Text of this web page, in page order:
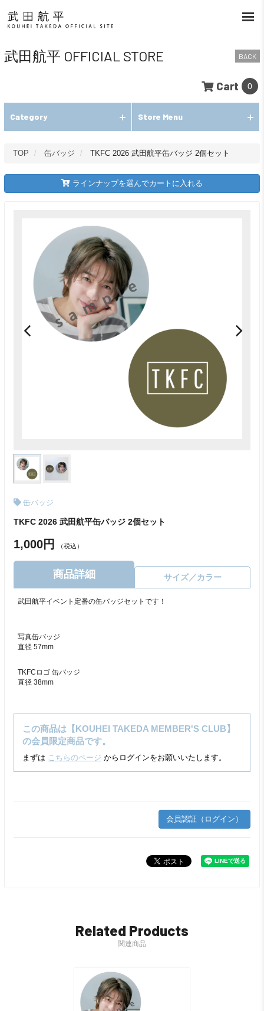
武田航平 OFFICIAL STORE BACK
Cart 0
Category Store Menu
TOP 缶バッジ TKFC 2026 武田航平缶バッジ 2個セット
ラインナップを選んでカートに入れる
缶バッジ
TKFC 2026 武田航平缶バッジ 2個セット
1,000円 （税込）
商品詳細 サイズ／カラー
武田航平イベント定番の缶バッジセットです！
写真缶バッジ
直径 57mm
TKFCロゴ 缶バッジ
直径 38mm
この商品は【KOUHEI TAKEDA MEMBER'S CLUB】
の会員限定商品です。
まずは こちらのページ からログインをお願いいたします。
会員認証（ログイン）
Related Products
関連商品